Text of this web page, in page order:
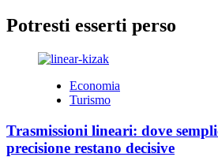
Potresti esserti perso
Economia
Turismo
Trasmissioni lineari: dove
precisione restano decisive